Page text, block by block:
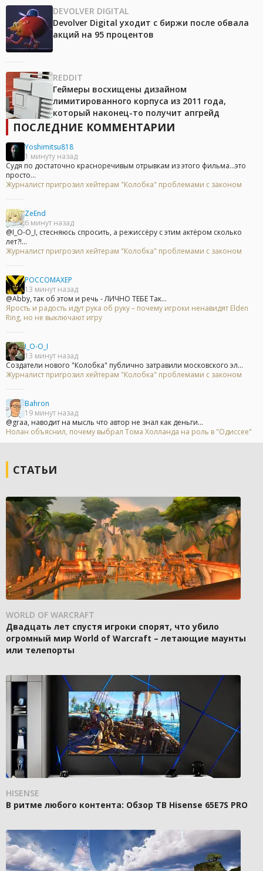
DEVOLVER DIGITAL
Devolver Digital уходит с биржи после обвала
акций на 95 процентов
REDDIT
Геймеры восхищены дизайном
лимитированного корпуса из 2011 года,
который наконец-то получит апгрейд
ПОСЛЕДНИЕ КОММЕНТАРИИ
Yoshimitsu818
1 минуту назад
Судя по достаточно красноречивым отрывкам из этого фильма...это
просто...
Журналист пригрозил хейтерам "Колобка" проблемами с законом
ZeEnd
6 минут назад
@I_O-O_I, стесняюсь спросить, а режиссёру с этим актёром сколько
лет?!...
Журналист пригрозил хейтерам "Колобка" проблемами с законом
POCCOMAXEP
13 минут назад
@Abby, так об этом и речь - ЛИЧНО ТЕБЕ Так...
Ярость и радость идут рука об руку – почему игроки ненавидят Elden
Ring, но не выключают игру
I_O-O_I
13 минут назад
Создатели нового "Колобка" публично затравили московского эл...
Журналист пригрозил хейтерам "Колобка" проблемами с законом
Bahron
19 минут назад
@graa, наводит на мысль что автор не знал как деньги...
Нолан объяснил, почему выбрал Тома Холланда на роль в "Одиссее"
СТАТЬИ
WORLD OF WARCRAFT
Двадцать лет спустя игроки спорят, что убило
огромный мир World of Warcraft – летающие маунты
или телепорты
HISENSE
В ритме любого контента: Обзор ТВ Hisense 65E7S PRO